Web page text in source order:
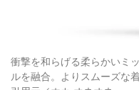
衝撃を和らげる柔らかいミ
ルを融合。よりスムーズな